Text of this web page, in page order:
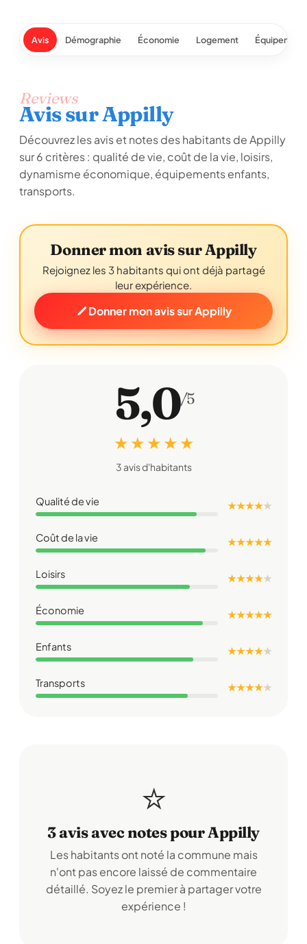
Avis Démographie Économie Logement
Reviews
Avis sur Appilly
Découvrez les avis et notes des habitants de Appilly
sur 6 critères : qualité de vie, coût de la vie, loisirs,
dynamisme économique, équipements enfants,
transports.
Donner mon avis sur Appilly
Rejoignez les 3 habitants qui ont déjà partagé
leur expérience.
Donner mon avis sur Appilly
5,0/5
★ ★ ★ ★ ★
3 avis d'habitants
Qualité de vie ★ ★ ★ ★★
Coût de la vie ★ ★ ★ ★ ★
Loisirs ★ ★ ★ ★★
Économie ★ ★ ★ ★ ★
Enfants ★ ★ ★ ★★
Transports ★ ★ ★ ★★
⭐
3 avis avec notes pour Appilly
Les habitants ont noté la commune mais
n'ont pas encore laissé de commentaire
détaillé. Soyez le premier à partager votre
expérience !